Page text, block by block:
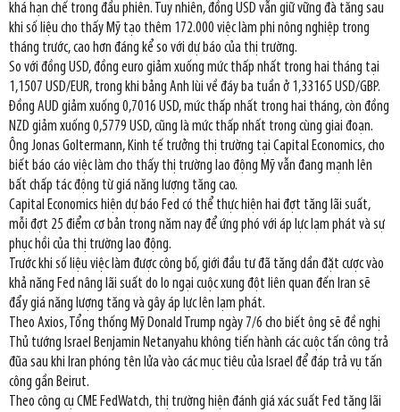
khá hạn chế trong đầu phiên. Tuy nhiên, đồng USD vẫn giữ vững đà tăng sau
khi số liệu cho thấy Mỹ tạo thêm 172.000 việc làm phi nông nghiệp trong
tháng trước, cao hơn đáng kể so với dự báo của thị trường.
So với đồng USD, đồng euro giảm xuống mức thấp nhất trong hai tháng tại
1,1507 USD/EUR, trong khi bảng Anh lùi về đáy ba tuần ở 1,33165 USD/GBP.
Đồng AUD giảm xuống 0,7016 USD, mức thấp nhất trong hai tháng, còn đồng
NZD giảm xuống 0,5779 USD, cũng là mức thấp nhất trong cùng giai đoạn.
Ông Jonas Goltermann, Kinh tế trưởng thị trường tại Capital Economics, cho
biết báo cáo việc làm cho thấy thị trường lao động Mỹ vẫn đang mạnh lên
bất chấp tác động từ giá năng lượng tăng cao.
Capital Economics hiện dự báo Fed có thể thực hiện hai đợt tăng lãi suất,
mỗi đợt 25 điểm cơ bản trong năm nay để ứng phó với áp lực lạm phát và sự
phục hồi của thị trường lao động.
Trước khi số liệu việc làm được công bố, giới đầu tư đã tăng dần đặt cược vào
khả năng Fed nâng lãi suất do lo ngại cuộc xung đột liên quan đến Iran sẽ
đẩy giá năng lượng tăng và gây áp lực lên lạm phát.
Theo Axios, Tổng thống Mỹ Donald Trump ngày 7/6 cho biết ông sẽ đề nghị
Thủ tướng Israel Benjamin Netanyahu không tiến hành các cuộc tấn công trả
đũa sau khi Iran phóng tên lửa vào các mục tiêu của Israel để đáp trả vụ tấn
công gần Beirut.
Theo công cụ CME FedWatch, thị trường hiện đánh giá xác suất Fed tăng lãi